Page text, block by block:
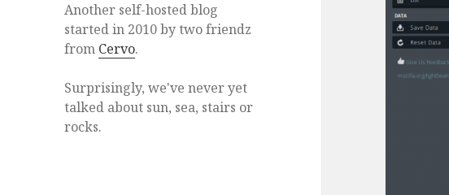
Another self-hosted blog
started in 2010 by two friendz
from Cervo.
Surprisingly, we've never yet
talked about sun, sea, stairs or
rocks.